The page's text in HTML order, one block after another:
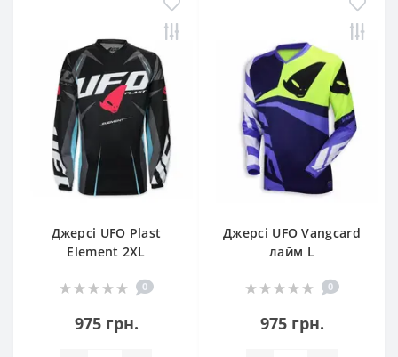
Джерсі UFO Plast
Element 2XL
0
975 грн.
Джерсі UFO Vangcard
лайм L
0
975 грн.